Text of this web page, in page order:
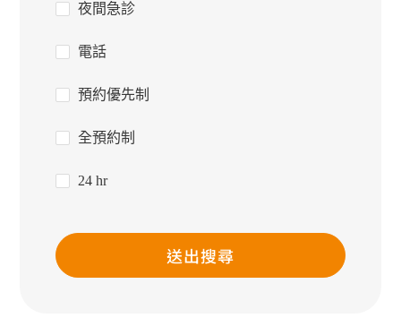
夜間急診
電話
預約優先制
全預約制
24 hr
送出搜尋